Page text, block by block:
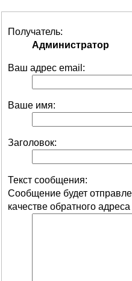
Получатель:
Администратор
Ваш адрес email:
Ваше имя:
Заголовок:
Текст сообщения:
Сообщение будет
качестве обратного